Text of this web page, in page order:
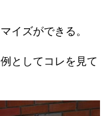
イズができる。
としてコレを見て